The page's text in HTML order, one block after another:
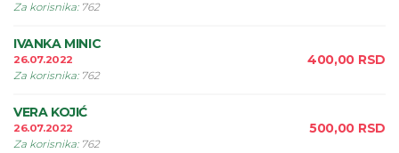
Za korisnika: 762
IVANKA MINIC
26.07.2022
Za korisnika: 762
400,00 RSD
VERA KOJIĆ
26.07.2022
Za korisnika: 762
500,00 RSD